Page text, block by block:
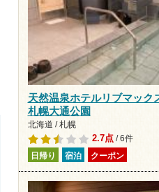
天然温泉ホテルリブマック
札幌大通公園
北海道 / 札幌
2.7点/ 6件
日帰り 宿泊 クーポン